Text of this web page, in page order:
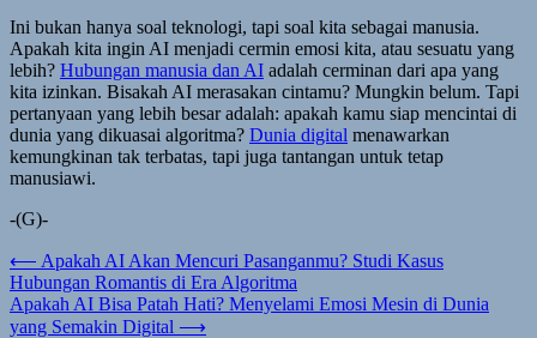
Ini bukan hanya soal teknologi, tapi soal kita sebagai manusia.
Apakah kita ingin AI menjadi cermin emosi kita, atau sesuatu yang
lebih? Hubungan manusia dan AI adalah cerminan dari apa yang
kita izinkan. Bisakah AI merasakan cintamu? Mungkin belum. Tapi
pertanyaan yang lebih besar adalah: apakah kamu siap mencintai di
dunia yang dikuasai algoritma? Dunia digital menawarkan
kemungkinan tak terbatas, tapi juga tantangan untuk tetap
manusiawi.
-(G)-
Navigasi
pos
⟵ Apakah AI Akan Mencuri Pasanganmu? Studi Kasus
Hubungan Romantis di Era Algoritma
Apakah AI Bisa Patah Hati? Menyelami Emosi Mesin di Dunia
yang Semakin Digital ⟶